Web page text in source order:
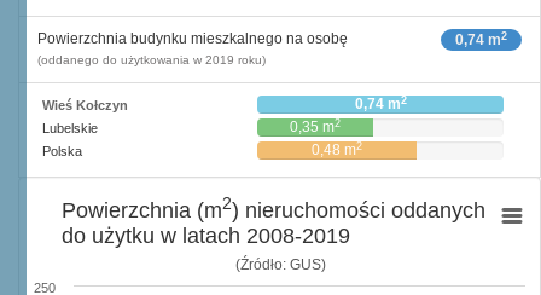
0,74 m2
Powierzchnia budynku mieszkalnego na osobę
(oddanego do użytkowania w 2019 roku)
Wieś Kołczyn 0,74 m2
Lubelskie 0,35 m2
Polska 0,48 m2
(Źródło: GUS)
250
Powierzchnia (m2) nieruchomości oddanych
do użytku w latach 2008-2019